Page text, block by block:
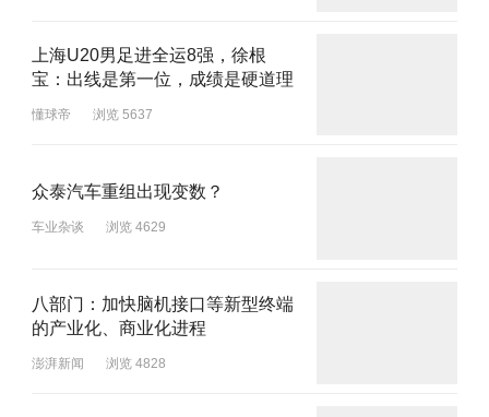
上海U20男足进全运8强，徐根
宝：出线是第一位，成绩是硬道理
懂球帝 浏览 5637
众泰汽车重组出现变数？
车业杂谈 浏览 4629
八部门：加快脑机接口等新型终端
的产业化、商业化进程
澎湃新闻 浏览 4828